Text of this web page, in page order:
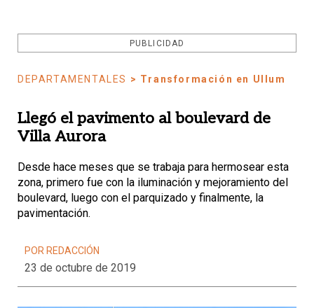
PUBLICIDAD
DEPARTAMENTALES > Transformación en Ullum
Llegó el pavimento al boulevard de
Villa Aurora
Desde hace meses que se trabaja para hermosear esta
zona, primero fue con la iluminación y mejoramiento del
boulevard, luego con el parquizado y finalmente, la
pavimentación.
POR REDACCIÓN
23 de octubre de 2019